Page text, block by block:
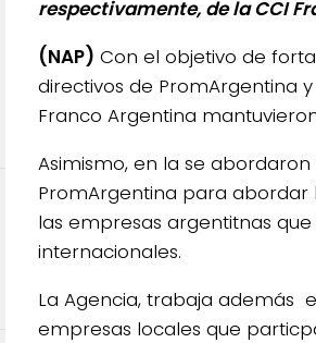
respectivamente, de la CCI
(NAP) Con el objetivo de
directivos de PromArgentina
Franco Argentina
Asimismo, en la se
PromArgentina para abordar
las empresas argentitnas
internacionales.
La Agencia, trabaja además
empresas locales que